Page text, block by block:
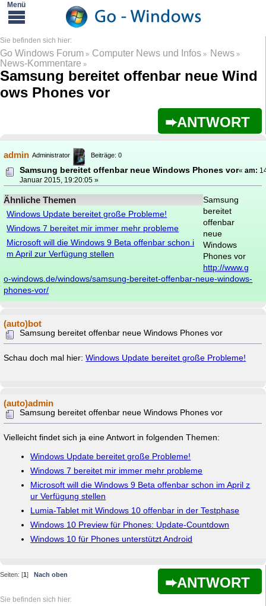
Go Windows Forum » Computer News und Infos » News»
News-Kommentare »
Samsung bereitet offenbar neue Wind
ows Phones vor
ANTWORT
admin Administrator Beiträge: 0
Samsung bereitet offenbar neue Windows Phones vor«am:
Januar 2015, 19:20:05 »
Ähnliche Themen
Windows Update bereitet große Probleme!
Windows 7 bereitet mir immer mehr probleme
Microsoft will die Windows 9 Beta offenbar schon i
m April zur Verfügung stellen
Samsung
bereitet
offenbar
neue
Windows
Phones vor
http://www.g
o-windows.de/windows/samsung-bereitet-offenbar-neue-windows-
phones-vor/
(auto)bot
Samsung bereitet offenbar neue Windows Phones vor
Schau doch mal hier:Windows Update bereitet große Probleme!
(auto)admin
Samsung bereitet offenbar neue Windows Phones vor
Vielleicht findet sich ja eine Antwort in folgenden Themen:
Windows Update bereitet große Probleme!
Windows 7 bereitet mir immer mehr probleme
Microsoft will die Windows 9 Beta offenbar schon im April z
ur Verfügung stellen
Lumia-Tablet mit Windows 10 offenbar in der Testphase
Windows 10 Preview für Phones: Update-Countdown
Windows 10 für Phones unterstützt Android
ANTWORT
Seiten: [1] Nach oben